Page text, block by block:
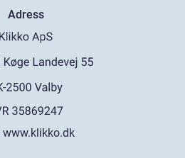
Adress
www.klikko.dk